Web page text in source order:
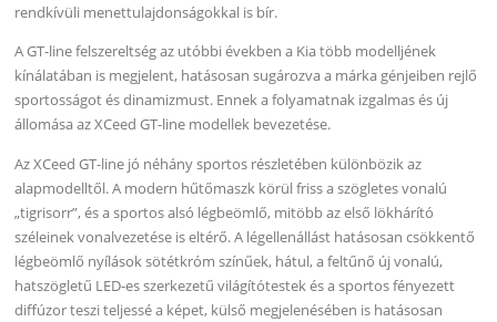
rendkívüli menettulajdonságokkal is bír.
A GT-line felszereltség az utóbbi években a Kia több modelljének
kínálatában is megjelent, hatásosan sugározva a márka génjeiben rejlő
sportosságot és dinamizmust. Ennek a folyamatnak izgalmas és új
állomása az XCeed GT-line modellek bevezetése.
Az XCeed GT-line jó néhány sportos részletében különbözik az
alapmodelltől. A modern hűtőmaszk körül friss a szögletes vonalú
„tigrisorr”, és a sportos alsó légbeömlő, mitöbb az első lökhárító
széleinek vonalvezetése is eltérő. A légellenállást hatásosan csökkentő
légbeömlő nyílások sötétkróm színűek, hátul, a feltűnő új vonalú,
hatszögletű LED-es szerkezetű világítótestek és a sportos fényezett
diffúzor teszi teljessé a képet, külső megjelenésében is hatásosan